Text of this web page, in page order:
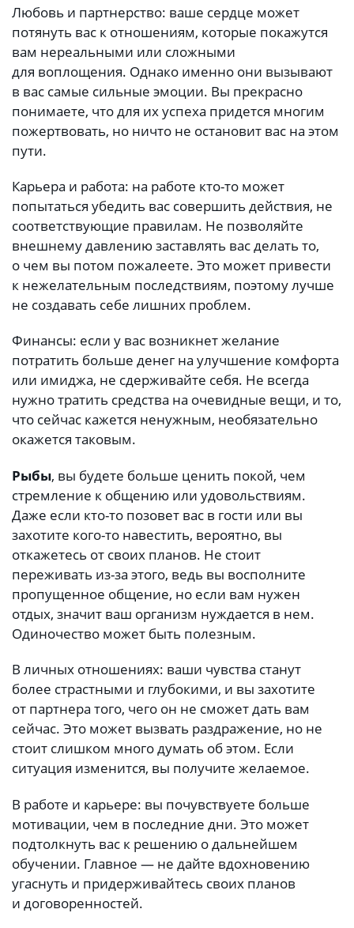
Любовь и партнерство: ваше сердце может
потянуть вас к отношениям, которые покажутся
вам нереальными или сложными
для воплощения. Однако именно они вызывают
в вас самые сильные эмоции. Вы прекрасно
понимаете, что для их успеха придется многим
пожертвовать, но ничто не остановит вас на этом
пути.
Карьера и работа: на работе кто-то может
попытаться убедить вас совершить действия, не
соответствующие правилам. Не позволяйте
внешнему давлению заставлять вас делать то,
о чем вы потом пожалеете. Это может привести
к нежелательным последствиям, поэтому лучше
не создавать себе лишних проблем.
Финансы: если у вас возникнет желание
потратить больше денег на улучшение комфорта
или имиджа, не сдерживайте себя. Не всегда
нужно тратить средства на очевидные вещи, и то,
что сейчас кажется ненужным, необязательно
окажется таковым.
Рыбы, вы будете больше ценить покой, чем
стремление к общению или удовольствиям.
Даже если кто-то позовет вас в гости или вы
захотите кого-то навестить, вероятно, вы
откажетесь от своих планов. Не стоит
переживать из-за этого, ведь вы восполните
пропущенное общение, но если вам нужен
отдых, значит ваш организм нуждается в нем.
Одиночество может быть полезным.
В личных отношениях: ваши чувства станут
более страстными и глубокими, и вы захотите
от партнера того, чего он не сможет дать вам
сейчас. Это может вызвать раздражение, но не
стоит слишком много думать об этом. Если
ситуация изменится, вы получите желаемое.
В работе и карьере: вы почувствуете больше
мотивации, чем в последние дни. Это может
подтолкнуть вас к решению о дальнейшем
обучении. Главное — не дайте вдохновению
угаснуть и придерживайтесь своих планов
и договоренностей.